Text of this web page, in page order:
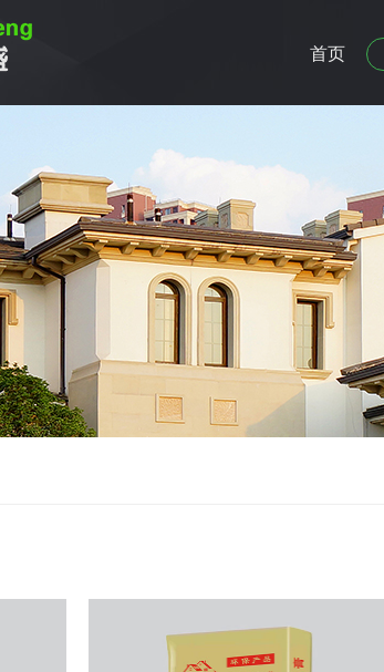
首页